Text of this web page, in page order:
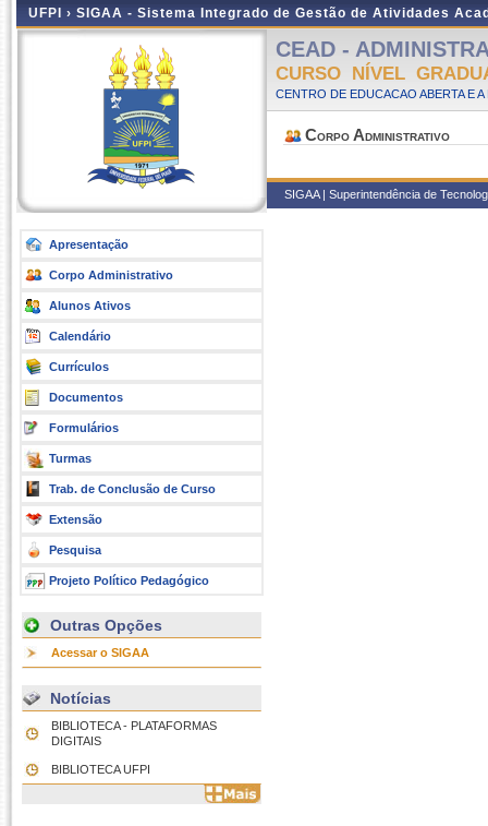
UFPI › SIGAA - Sistema Integrado de Gestão de Atividades
Apresentação
Corpo Administrativo
Alunos Ativos
Calendário
Currículos
Documentos
Formulários
Turmas
Trab. de Conclusão de Curso
Extensão
Pesquisa
Projeto Político Pedagógico
Outras Opções
Acessar o SIGAA
Notícias
BIBLIOTECA - PLATAFORMAS
DIGITAIS
BIBLIOTECA UFPI
CEAD -
CURSO NÍVEL
CENTRO DE EDUCACAO ABERTA E
Corpo Administrativo
SIGAA | Superintendência de